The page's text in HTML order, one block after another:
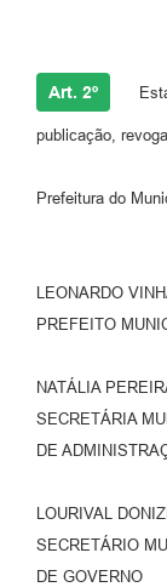
Art. 2º
publicação,
Prefeitura do
LEONARDO
PREFEITO
NATÁLIA
SECRETÁRIA
DE
LOURIVAL
SECRETÁRIO
DE GOVERNO